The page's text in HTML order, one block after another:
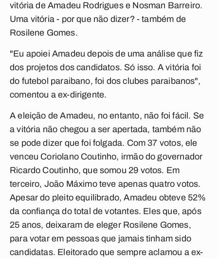
vitória de Amadeu Rodrigues e Nosman Barreiro.
Uma vitória - por que não dizer? - também de
Rosilene Gomes.
"Eu apoiei Amadeu depois de uma análise que fiz
dos projetos dos candidatos. Só isso. A vitória foi
do futebol paraibano, foi dos clubes paraibanos",
comentou a ex-dirigente.
A eleição de Amadeu, no entanto, não foi fácil. Se
a vitória não chegou a ser apertada, também não
se pode dizer que foi folgada. Com 37 votos, ele
venceu Coriolano Coutinho, irmão do governador
Ricardo Coutinho, que somou 29 votos. Em
terceiro, João Máximo teve apenas quatro votos.
Apesar do pleito equilibrado, Amadeu obteve 52%
da confiança do total de votantes. Eles que, após
25 anos, deixaram de eleger Rosilene Gomes,
para votar em pessoas que jamais tinham sido
candidatas. Eleitorado que sempre aclamou a ex-